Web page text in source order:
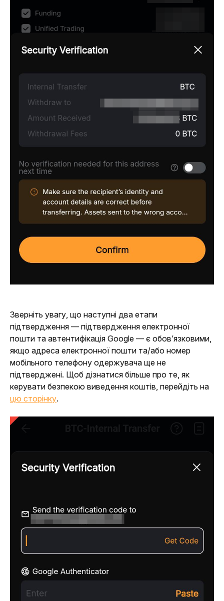
Зверніть увагу, що наступні два етапи
підтвердження — підтвердження електронної
пошти та автентифікація Google — є обов’язковими,
якщо адреса електронної пошти та/або номер
мобільного телефону одержувача ще не
підтверджені. Щоб дізнатися більше про те, як
цю сторінку.